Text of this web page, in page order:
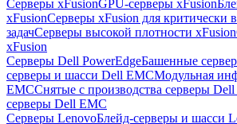
Серверы xFusionGPU-серверы xFusion
xFusionСерверы xFusion для критически
задачСерверы высокой плотности xFusion
xFusion
Серверы Dell PowerEdgeБашенные
серверы и шасси Dell EMCМодульная
EMCСнятые с производства серверы
серверы Dell EMC
Серверы LenovoБлейд-серверы и шасси